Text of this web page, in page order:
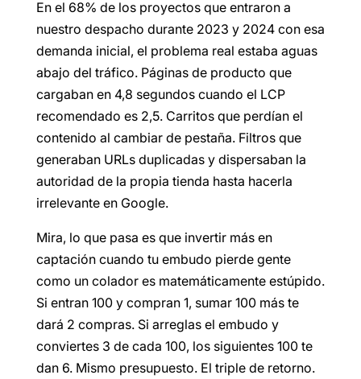
En el 68% de los proyectos que entraron a
nuestro despacho durante 2023 y 2024 con esa
demanda inicial, el problema real estaba aguas
abajo del tráfico. Páginas de producto que
cargaban en 4,8 segundos cuando el LCP
recomendado es 2,5. Carritos que perdían el
contenido al cambiar de pestaña. Filtros que
generaban URLs duplicadas y dispersaban la
autoridad de la propia tienda hasta hacerla
irrelevante en Google.
Mira, lo que pasa es que invertir más en
captación cuando tu embudo pierde gente
como un colador es matemáticamente estúpido.
Si entran 100 y compran 1, sumar 100 más te
dará 2 compras. Si arreglas el embudo y
conviertes 3 de cada 100, los siguientes 100 te
dan 6. Mismo presupuesto. El triple de retorno.